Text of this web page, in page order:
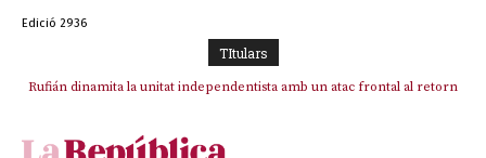
Edició 2936
TItulars
Rufián dinamita la unitat independentista amb un atac frontal al retorn